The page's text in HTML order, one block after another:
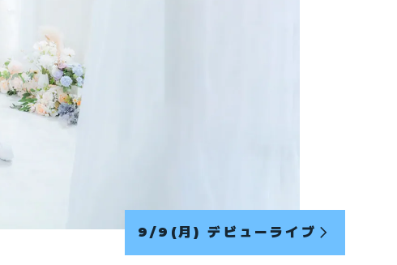
9/9(月) デビューライブ